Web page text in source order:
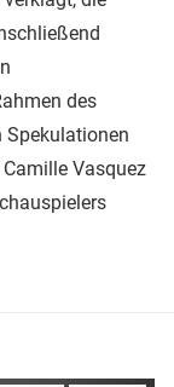
des
Spekulationen
Vasquez